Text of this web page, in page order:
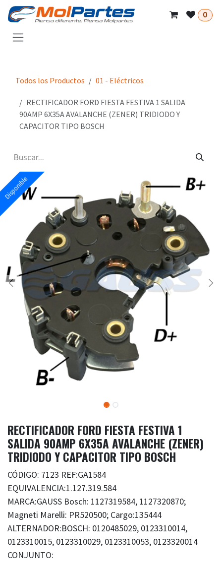
Ir al contenido
0
Todos los Productos 01 - Eléctricos
RECTIFICADOR FORD FIESTA FESTIVA 1 SALIDA
90AMP 6X35A AVALANCHE (ZENER) TRIDIODO Y
CAPACITOR TIPO BOSCH
Disponible
Disponible
RECTIFICADOR FORD FIESTA FESTIVA 1
SALIDA 90AMP 6X35A AVALANCHE (ZENER)
TRIDIODO Y CAPACITOR TIPO BOSCH
CÓDIGO: 7123 REF:GA1584
EQUIVALENCIA:1.127.319.584
MARCA:GAUSS Bosch: 1127319584, 1127320870;
Magneti Marelli: PR520500; Cargo:135444
ALTERNADOR:BOSCH: 0120485029, 0123310014,
0123310015, 0123310029, 0123310053, 0123320014
CONJUNTO: